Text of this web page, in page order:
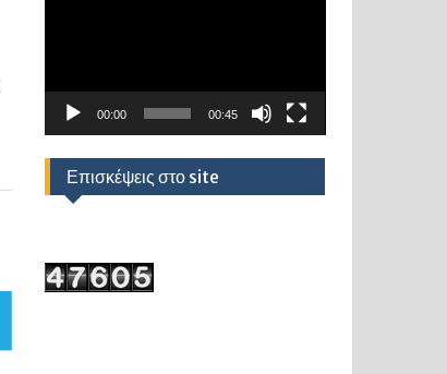
00:00 00:45
Επισκέψεις στο site